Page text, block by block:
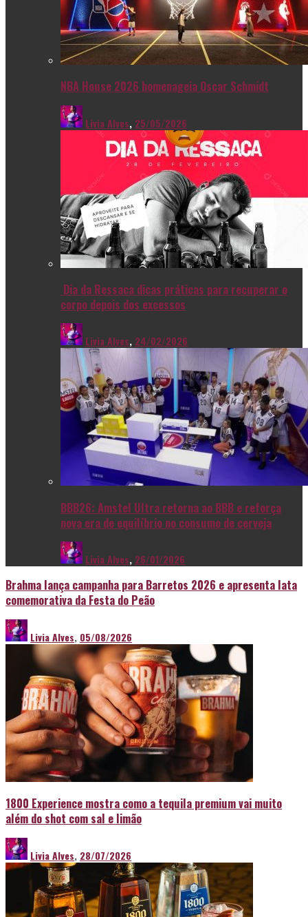
NBA House 2026 homenageia Oscar Schmidt
Livia Alves, 25/05/2026
Dia da Ressaca dicas práticas para recuperar o
corpo depois dos excessos
Livia Alves, 24/02/2026
BBB26: Amstel Ultra retorna ao BBB e reforça
nova era de equilíbrio no consumo de cerveja
Livia Alves, 26/01/2026
Brahma lança campanha para Barretos 2026 e apresenta lata
comemorativa da Festa do Peão
Livia Alves, 05/08/2026
1800 Experience mostra como a tequila premium vai muito
além do shot com sal e limão
Livia Alves, 28/07/2026